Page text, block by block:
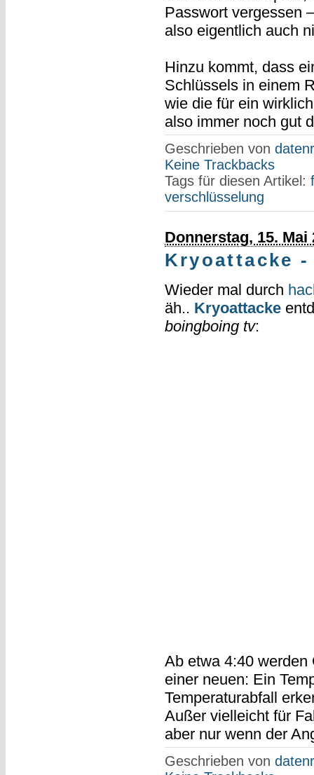
Passwort
also eigentlich auch
Hinzu kommt, dass
Schlüssels in einem
wie die für ein
also immer noch gut
Geschrieben von
Keine Trackbacks
Tags für diesen Artikel:
verschlüsselung
Donnerstag, 15. Mai
Kryoattacke
Wieder mal durch
äh.. Kryoattacke
boingboing tv:
Ab etwa 4:40
einer neuen: Ein
Temperaturabfall
Außer vielleicht für
aber nur wenn der
Geschrieben von